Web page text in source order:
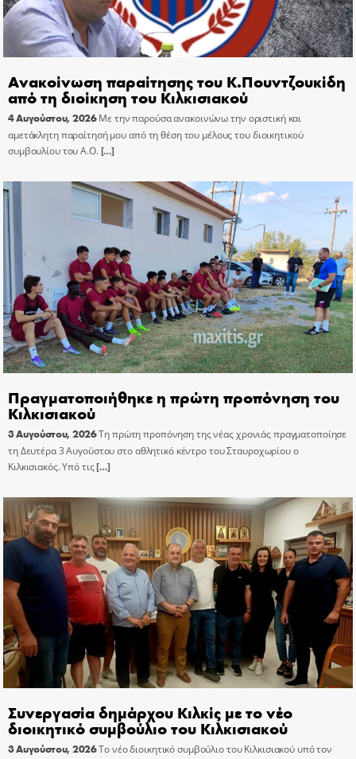
Ανακοίνωση παραίτησης του Κ.Πουντζουκίδη
από τη διοίκηση του Κιλκισιακού
4 Αυγούστου, 2026 Με την παρούσα ανακοινώνω την οριστική και
αμετάκλητη παραίτησή μου από τη θέση του μέλους του διοικητικού
συμβουλίου του Α.Ο.[…]
Πραγματοποιήθηκε η πρώτη προπόνηση του
Κιλκισιακού
3 Αυγούστου, 2026Τη πρώτη προπόνηση της νέας χρονιάς πραγματοποίησε
τη Δευτέρα 3 Αυγούστου στο αθλητικό κέντρο του Σταυροχωρίου ο
Κιλκισιακός. Υπό τις[…]
Συνεργασία δημάρχου Κιλκίς με το νέο
διοικητικό συμβούλιο του Κιλκισιακού
3 Αυγούστου, 2026Το νέο διοικητικό συμβούλιο του Κιλκισιακού υπό τον